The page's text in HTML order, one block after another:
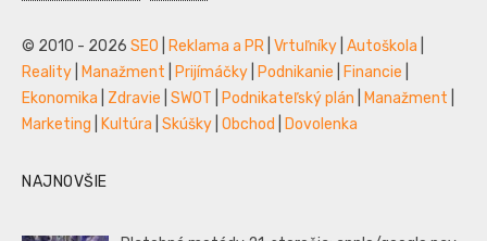
© 2010 - 2026 SEO Reklama a PR Vrtuľníky Autoškola
Reality
Manažment Prijímáčky Podnikanie Financie
Ekonomika
Zdravie SWOT Podnikateľský plán Manažment
Marketing
Kultúra Skúšky Obchod Dovolenka
NAJNOVŠIE